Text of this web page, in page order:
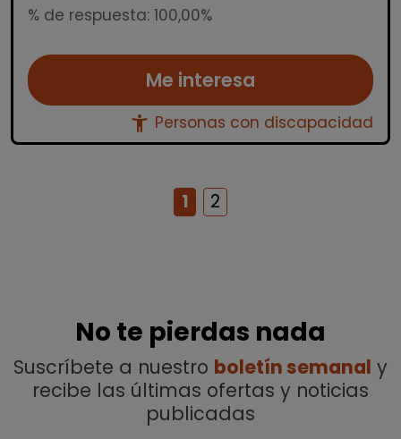
% de respuesta: 100,00%
Me interesa
accessibility_new Personas con discapacidad
1 2
No te pierdas nada
Suscríbete a nuestro boletín semanal y
recibe las últimas ofertas y noticias
publicadas